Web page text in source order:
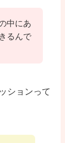
中にあ
るんで
ションって